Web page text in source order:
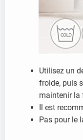
Utilisez un
froide, puis
maintenir la
Il est
Pas pour le